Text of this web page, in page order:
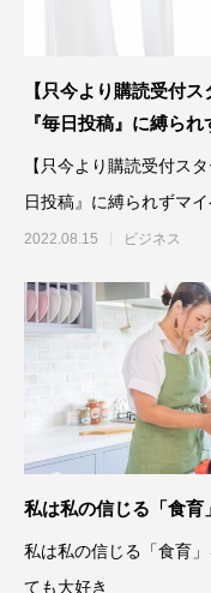
【只今より購読受付
『毎日投稿』に縛ら
るようになる７つの秘密
【只今より購読受付ス
日投稿』に縛られずマ
2022.08.15 ビジネス
私は私の信じる「食育
私は私の信じる「食育
ても大好き